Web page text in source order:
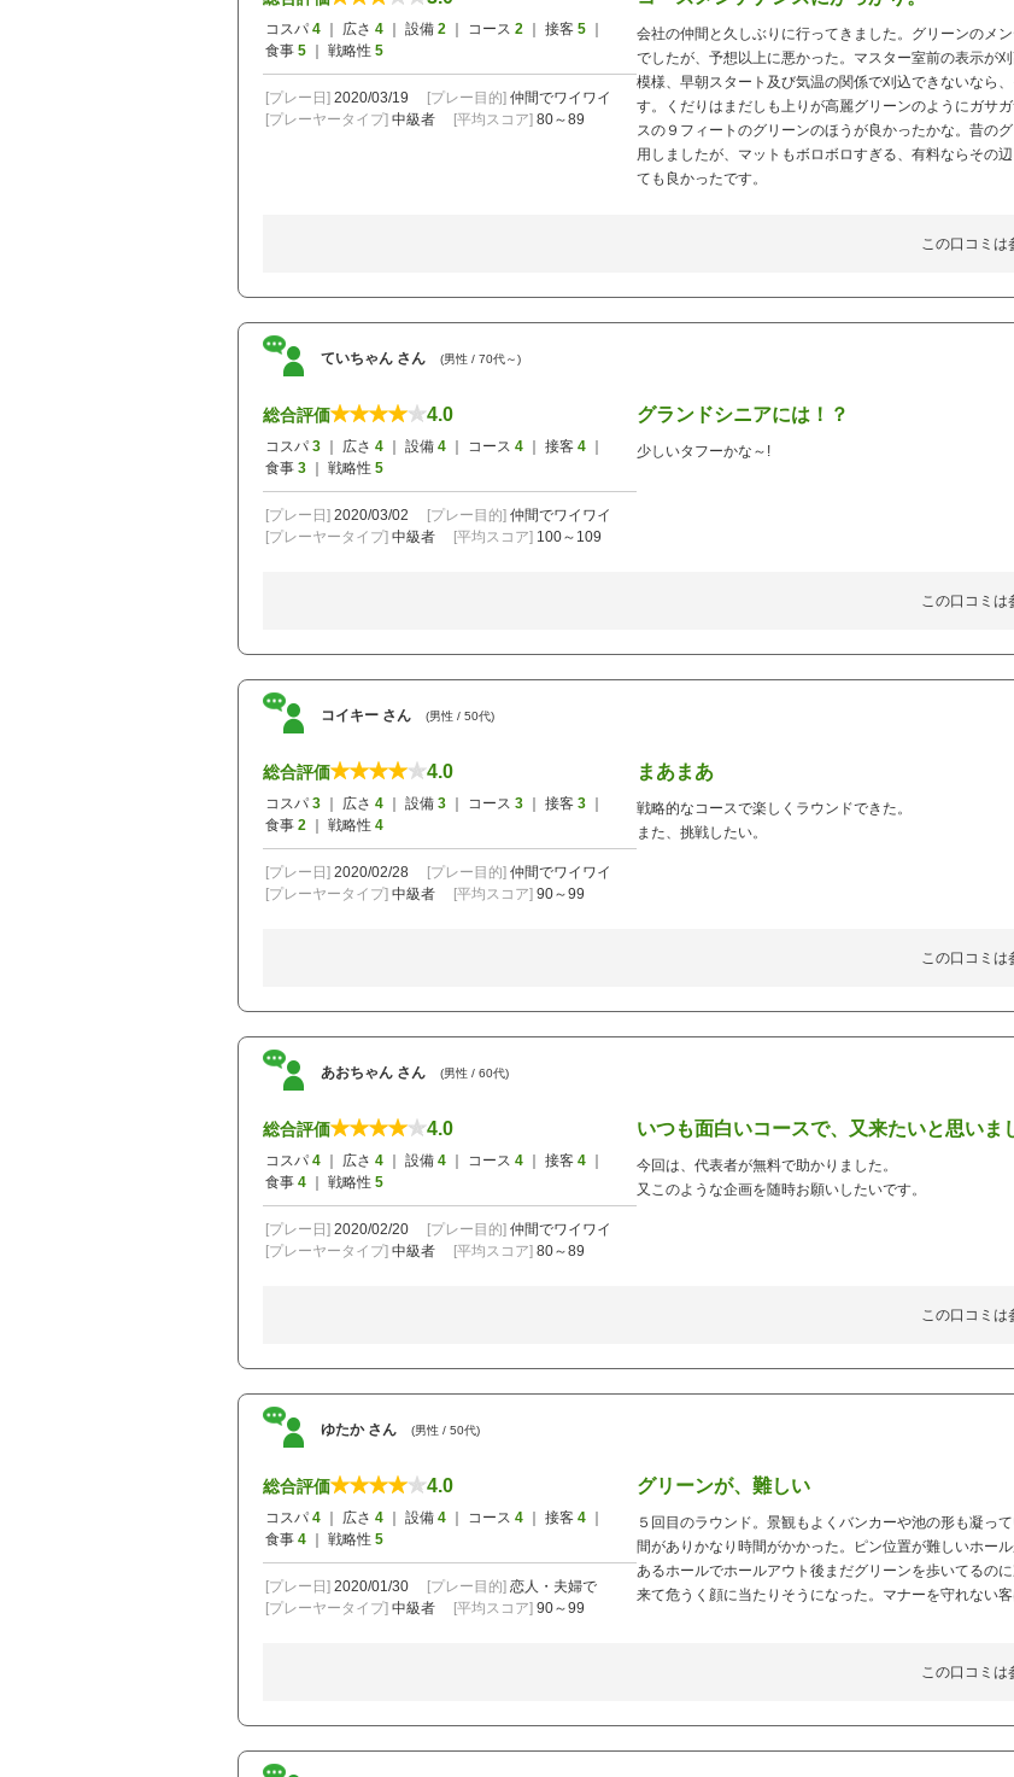
コスパ 4 ｜ 広さ 4 ｜ 設備 2 ｜ コース 2 ｜ 接客 5
食事 5 ｜ 戦略性 5
[プレー日] 2020/03/19 [プレー目的] 仲間でワイワイ
[プレーヤータイプ] 中級者 [平均スコア] 80～89
会社の仲間と久しぶりに行ってきました。グリーンのメ
でしたが、予想以上に悪かった。マスター室前の表示が
模様、早朝スタート及び気温の関係で刈込できないなら
す。くだりはまだしも上りが高麗グリーンのようにガサ
スの９フィートのグリーンのほうが良かったかな。昔の
用しましたが、マットもボロボロすぎる、有料ならその
ても良かったです。
この口コミは
ていちゃん さん (男性 / 70代～)
総合評価 4.0
コスパ 3 ｜ 広さ 4 ｜ 設備 4 ｜ コース 4 ｜ 接客 4
食事 3 ｜ 戦略性 5
[プレー日] 2020/03/02 [プレー目的] 仲間でワイワイ
[プレーヤータイプ] 中級者 [平均スコア] 100～109
グランドシニアには！？
少しいタフーかな～!
この口コミは
コイキー さん (男性 / 50代)
総合評価 4.0
コスパ 3 ｜ 広さ 4 ｜ 設備 3 ｜ コース 3 ｜ 接客 3
食事 2 ｜ 戦略性 4
[プレー日] 2020/02/28 [プレー目的] 仲間でワイワイ
[プレーヤータイプ] 中級者 [平均スコア] 90～99
まあまあ
戦略的なコースで楽しくラウンドできた。
また、挑戦したい。
この口コミは
あおちゃん さん (男性 / 60代)
総合評価 4.0
コスパ 4 ｜ 広さ 4 ｜ 設備 4 ｜ コース 4 ｜ 接客 4
食事 4 ｜ 戦略性 5
[プレー日] 2020/02/20 [プレー目的] 仲間でワイワイ
[プレーヤータイプ] 中級者 [平均スコア] 80～89
いつも面白いコースで、又来たいと思いま
今回は、代表者が無料で助かりました。
又このような企画を随時お願いしたいです。
この口コミは
ゆたか さん (男性 / 50代)
総合評価 4.0
コスパ 4 ｜ 広さ 4 ｜ 設備 4 ｜ コース 4 ｜ 接客 4
食事 4 ｜ 戦略性 5
[プレー日] 2020/01/30 [プレー目的] 恋人・夫婦で
[プレーヤータイプ] 中級者 [平均スコア] 90～99
グリーンが、難しい
５回目のラウンド。景観もよくバンカーや池の形も凝っ
間がありかなり時間がかかった。ピン位置が難しいホー
あるホールでホールアウト後まだグリーンを歩いてるの
来て危うく顔に当たりそうになった。マナーを守れない客
この口コミは